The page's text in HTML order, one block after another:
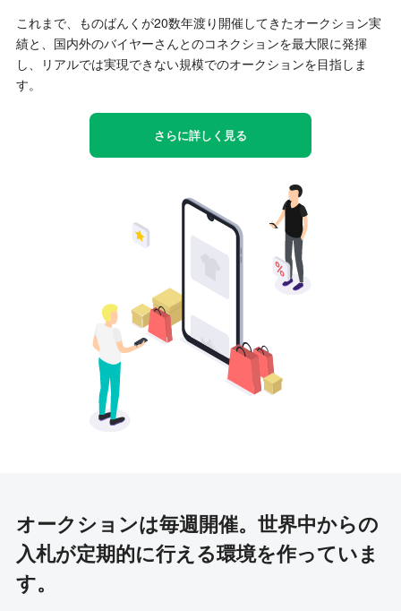
これまで、ものばんくが20数年渡り開催してきたオークション実
績と、国内外のバイヤーさんとのコネクションを最大限に発揮
し、リアルでは実現できない規模でのオークションを目指しま
す。
さらに詳しく見る
オークションは毎週開催。 世界中からの
入札が定期的に行える環境を作っていま
す。